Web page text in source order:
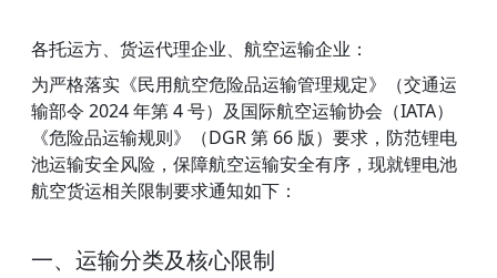
各托运方、货运代理企业、航空运输企业：
为严格落实《民用航空危险品运输管理规定》（交通运
输部令 2024 年第 4 号）及国际航空运输协会（IATA）
《危险品运输规则》（DGR 第 66 版）要求，防范锂电
池运输安全风险，保障航空运输安全有序，现就锂电池
航空货运相关限制要求通知如下：
一、运输分类及核心限制